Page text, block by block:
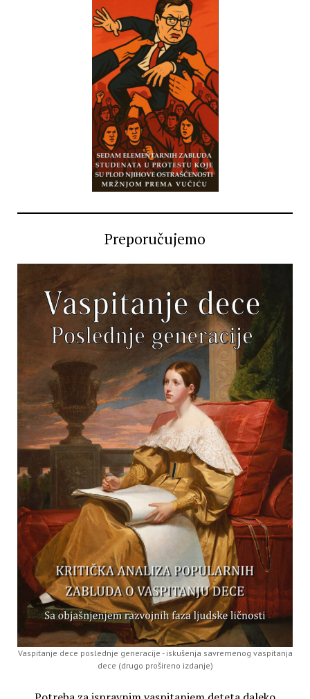
Preporučujemo
Vaspitanje dece poslednje generacije - iskušenja savremenog vaspitanja
dece (drugo prošireno izdanje)